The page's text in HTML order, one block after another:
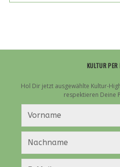
KULTUR PER
Hol Dir jetzt ausgewählte Kultur-
respektieren Deine